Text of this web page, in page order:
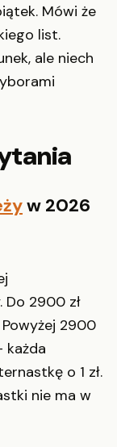
Mówi że
list.
ale niech
w 2026
2900 zł
2900
każda
o 1 zł.
nie ma w